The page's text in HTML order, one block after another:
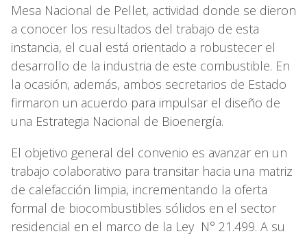
Mesa Nacional de Pellet, actividad donde se dieron
a conocer los resultados del trabajo de esta
instancia, el cual está orientado a robustecer el
desarrollo de la industria de este combustible. En
la ocasión, además, ambos secretarios de Estado
firmaron un acuerdo para impulsar el diseño de
una Estrategia Nacional de Bioenergía.
El objetivo general del convenio es avanzar en un
trabajo colaborativo para transitar hacia una matriz
de calefacción limpia, incrementando la oferta
formal de biocombustibles sólidos en el sector
residencial en el marco de la Ley N° 21.499. A su